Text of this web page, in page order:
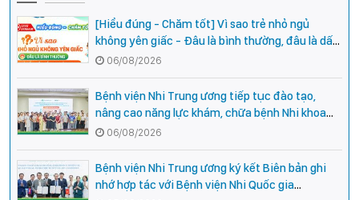
[Hiểu đúng - Chăm tốt] Vì sao trẻ nhỏ ngủ
không yên giấc - Đâu là bình thường, đâu là dấu
hiệu cần đi khám ngay?
06/08/2026
Bệnh viện Nhi Trung ương tiếp tục đào tạo,
nâng cao năng lực khám, chữa bệnh Nhi khoa
cho cán bộ y tế tại các tỉnh miền núi phía Bắc
06/08/2026
Bệnh viện Nhi Trung ương ký kết Biên bản ghi
nhớ hợp tác với Bệnh viện Nhi Quốc gia